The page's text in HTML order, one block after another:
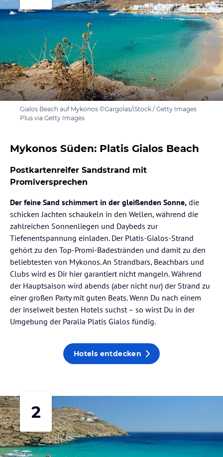
Gialos Beach auf Mykonos ©Gargolas/iStock / Getty Images
Plus via Getty Images
Mykonos Süden: Platis Gialos Beach
Postkartenreifer Sandstrand mit
Promiversprechen
Der feine Sand schimmert in der gleißenden Sonne, die
schicken Jachten schaukeln in den Wellen, während die
zahlreichen Sonnenliegen und Daybeds zur
Tiefenentspannung einladen. Der Platis-Gialos-Strand
gehört zu den Top-Promi-Badestränden und damit zu den
beliebtesten von Mykonos. An Strandbars, Beachbars und
Clubs wird es Dir hier garantiert nicht mangeln. Während
der Hauptsaison wird abends (aber nicht nur) der Strand zu
einer großen Party mit guten Beats. Wenn Du nach einem
der inselweit besten Hotels suchst – so wirst Du in der
Umgebung der Paralia Platis Gialos fündig.
Hotels entdecken
2